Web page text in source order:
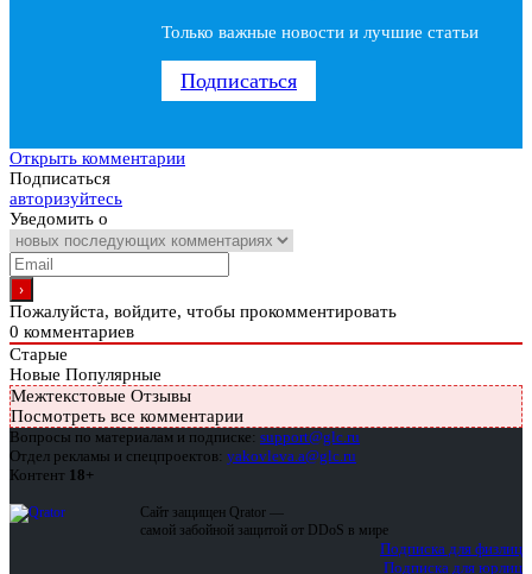
Только важные новости и лучшие статьи
Подписаться
Открыть комментарии
Подписаться
авторизуйтесь
Уведомить о
Пожалуйста, войдите, чтобы прокомментировать
0 комментариев
Старые
Новые Популярные
Межтекстовые Отзывы
Посмотреть все комментарии
Вопросы по материалам и подписке: support@glc.ru
Отдел рекламы и спецпроектов: yakovleva.a@glc.ru
Контент 18+
Сайт защищен Qrator —
самой забойной защитой от DDoS в мире
Подписка для физлиц
Подписка для юрлиц